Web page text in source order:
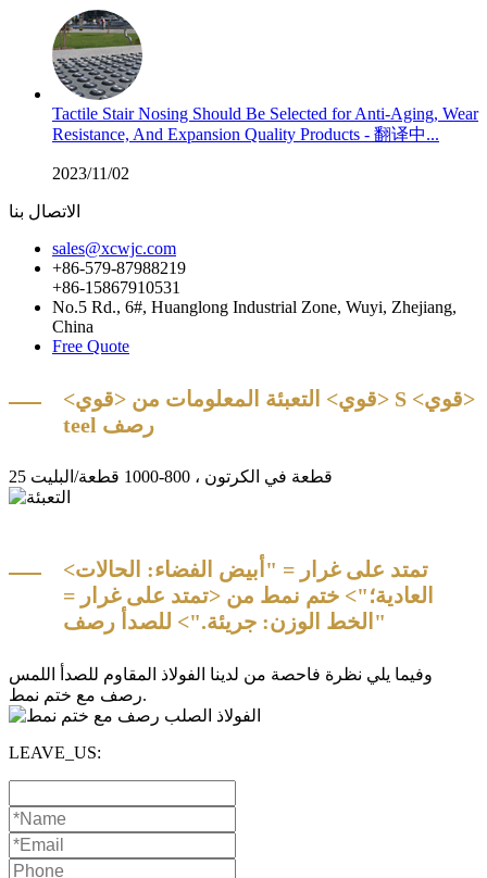
Tactile Stair Nosing Should Be Selected for Anti-Aging, Wear
Resistance, And Expansion Quality Products - 翻译中...
2023/11/02
الاتصال بنا
sales@xcwjc.com
+86-579-87988219
+86-15867910531
No.5 Rd., 6#, Huanglong Industrial Zone, Wuyi, Zhejiang,
China
Free Quote
<قوي> التعبئة المعلومات من<قوي> S <قوي>
teel رصف
25 قطعة في الكرتون ، 800-1000 قطعة/البليت
<تمتد على غرار = "أبيض الفضاء: الحالات
العادية؛"> ختم نمط من <تمتد على غرار =
"الخط الوزن: جريئة."> للصدأ رصف
وفيما يلي نظرة فاحصة من لدينا الفولاذ المقاوم للصدأ اللمس
رصف مع ختم نمط.
LEAVE_US: